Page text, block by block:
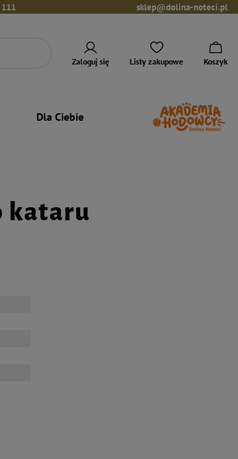
sklep@dolina-noteci.pl
Zaloguj się Listy zakupowe Koszyk
Dla Ciebie
kataru